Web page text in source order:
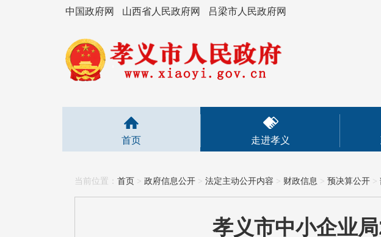
中国政府网 山西省人民政府网 吕梁市人民政府网
首页 走进孝义
当前位置： 首页 > 政府信息公开 > 法定主动公开内容 > 财政信息 > 预决算公开 >
孝义市中小企业